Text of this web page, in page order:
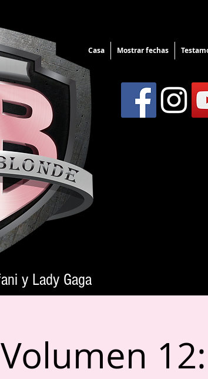
y Lady Gaga
Casa Mostrar fechas
Volumen 12: